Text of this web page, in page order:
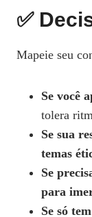
✅
Mapeie seu
Se você
tolera
Se sua
temas
Se
para
Se só